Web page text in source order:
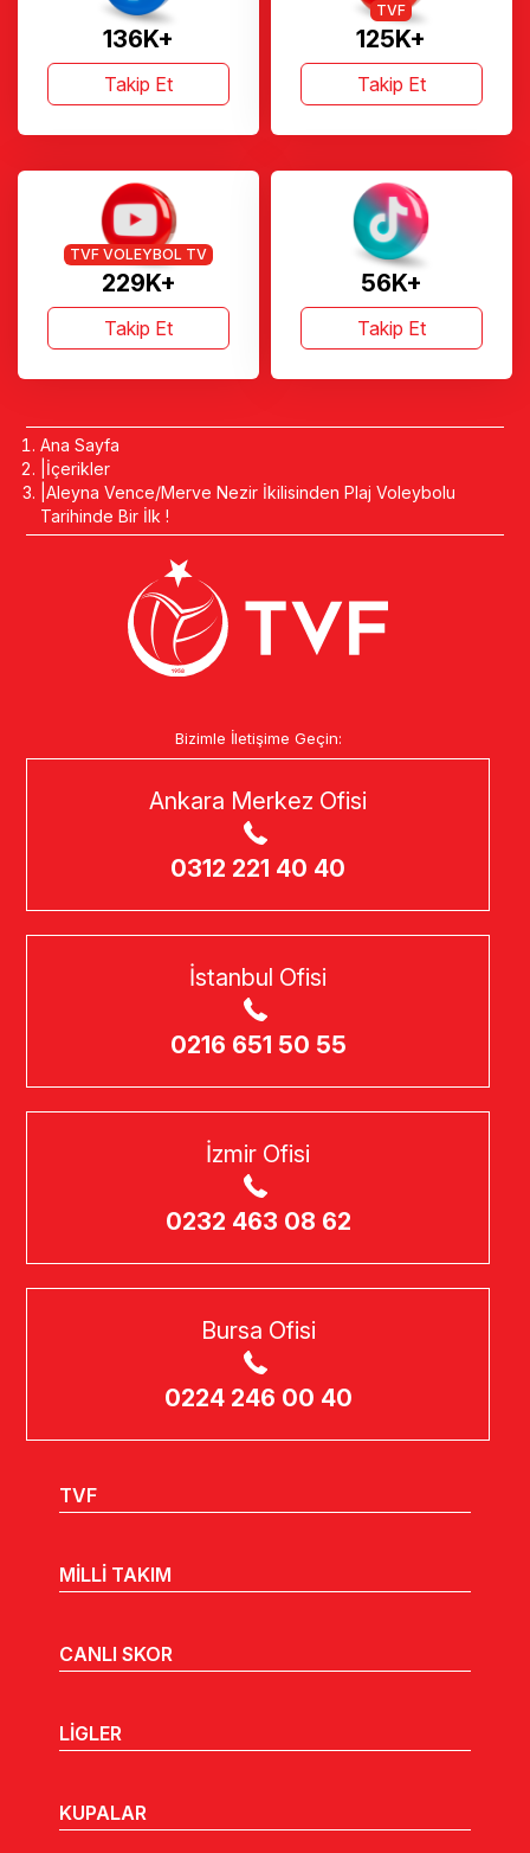
136K+
Takip Et
125K+
TVF
Takip Et
229K+
TVF VOLEYBOL TV
Takip Et
56K+
Takip Et
Ana Sayfa
İçerikler
Aleyna Vence/Merve Nezir İkilisinden Plaj Voleybolu
Tarihinde Bir İlk !
Bizimle İletişime Geçin:
Ankara Merkez Ofisi
0312 221 40 40
İstanbul Ofisi
0216 651 50 55
İzmir Ofisi
0232 463 08 62
Bursa Ofisi
0224 246 00 40
TVF
MİLLİ TAKIM
CANLI SKOR
LİGLER
KUPALAR